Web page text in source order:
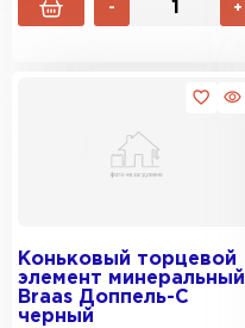
- +
Коньковый торцевой
элемент минеральный
Braas Доппель-С
черный